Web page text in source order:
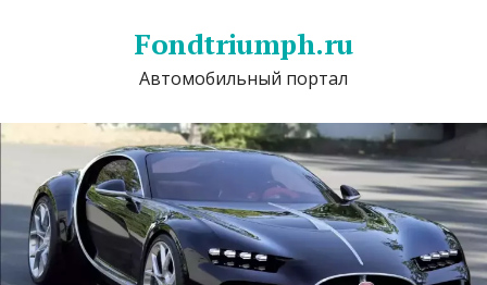
Fondtriumph.ru
Автомобильный портал